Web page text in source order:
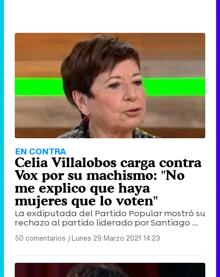
EN CONTRA
Celia Villalobos carga contra
Vox por su machismo: "No
me explico que haya
mujeres que lo voten"
La exdiputada del Partido Popular mostró su
rechazo al partido liderado por Santiago ...
50 comentarios |Lunes 29 Marzo 2021 14:23